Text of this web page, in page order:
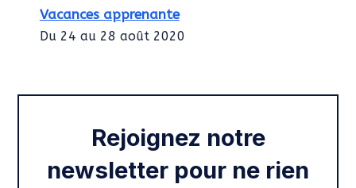
Vacances apprenante
Du 24 au 28 août 2020
Rentrée 2020
Rejoignez notre
newsletter pour ne rien